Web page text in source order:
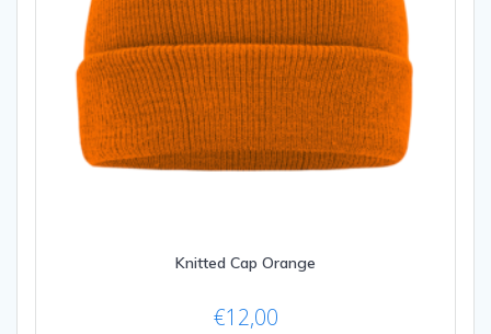
Knitted Cap Orange
€12,00